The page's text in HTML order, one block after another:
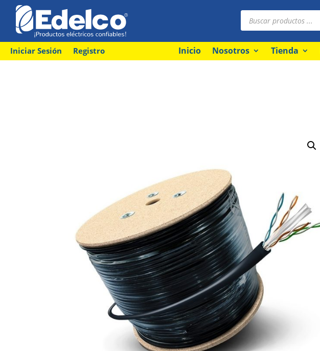
Búsqueda
productos
Iniciar Sesión Registro Inicio Nosotros Tienda